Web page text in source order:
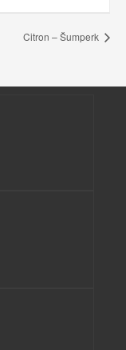
Citron – Šumperk